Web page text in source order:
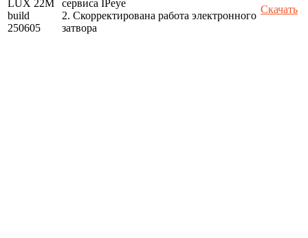
LUX 22M
build
250605
сервиса IPeye
2. Скорректирована работа электронного
затвора
Скачать